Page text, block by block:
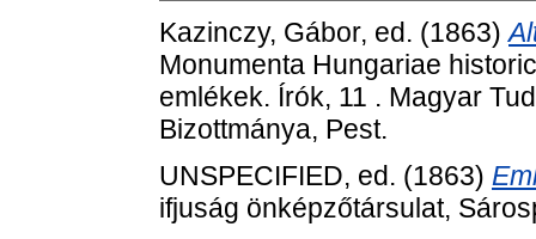
Kazinczy, Gábor, ed. (1863)
Monumenta Hungariae
emlékek. Írók, 11 . Magyar
Bizottmánya, Pest.
UNSPECIFIED, ed. (1863)
ifjuság önképzőtársulat,